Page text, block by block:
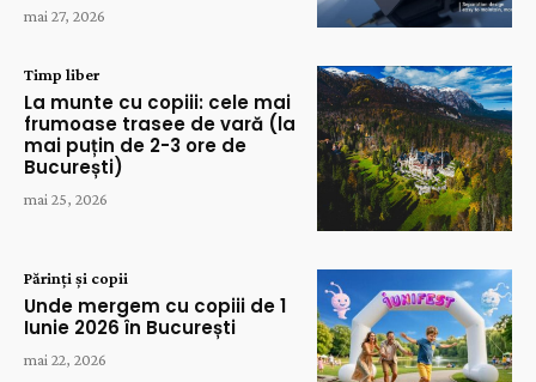
mai 27, 2026
Timp liber
La munte cu copiii: cele mai
frumoase trasee de vară (la
mai puțin de 2-3 ore de
București)
mai 25, 2026
Părinți și copii
Unde mergem cu copiii de 1
Iunie 2026 în București
mai 22, 2026